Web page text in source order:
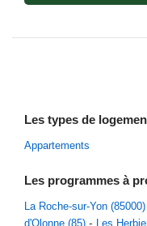
Les types de
Appartements
Les programmes à
La Roche-sur-Yon (85000)
d'Olonne (85)
Les